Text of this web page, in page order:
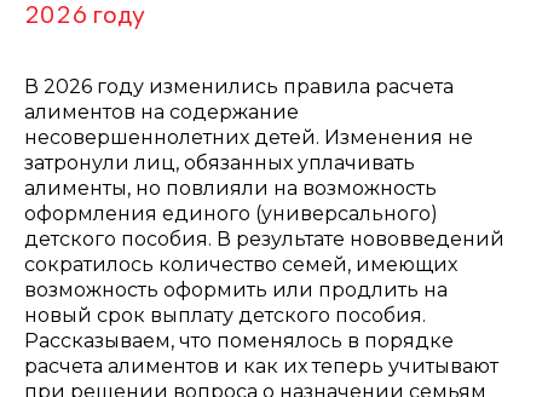
2026 году
В 2026 году изменились правила расчета
алиментов на содержание
несовершеннолетних детей. Изменения не
затронули лиц, обязанных уплачивать
алименты, но повлияли на возможность
оформления единого (универсального)
детского пособия. В результате нововведений
сократилось количество семей, имеющих
возможность оформить или продлить на
новый срок выплату детского пособия.
Рассказываем, что поменялось в порядке
расчета алиментов и как их теперь учитывают
при решении вопроса о назначении семьям